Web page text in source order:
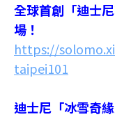
全球首創「迪士
場！
https://
taipei101
迪士尼「冰雪奇